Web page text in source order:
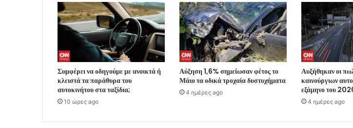
Συμφέρει να οδηγούμε με ανοικτά ή
κλειστά τα παράθυρα του
αυτοκινήτου στα ταξίδια;
10 ώρες ago
Αύξηση 1,6% σημείωσαν φέτος το
Μάιο τα οδικά τροχαία δυστυχήματα
4 ημέρες ago
Αυξήθηκαν οι
καινούργιων
εξάμηνο του
4 ημέρες ago